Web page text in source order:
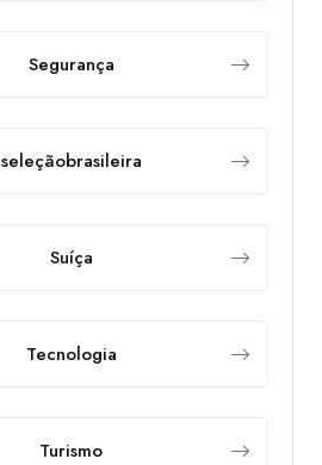
Segurança
seleçãobrasileira
Suíça
Tecnologia
Turismo